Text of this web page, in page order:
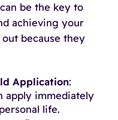
be the key to
achieving your
because they
Application:
apply immediately
life.